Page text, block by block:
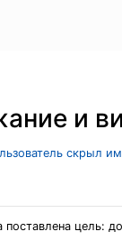
и
скрыл
цель: